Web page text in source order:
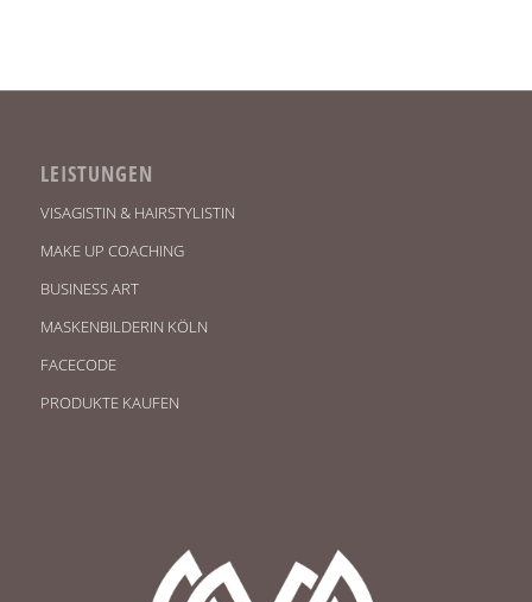
LEISTUNGEN
VISAGISTIN & HAIRSTYLISTIN
MAKE UP COACHING
BUSINESS ART
MASKENBILDERIN KÖLN
FACECODE
PRODUKTE KAUFEN